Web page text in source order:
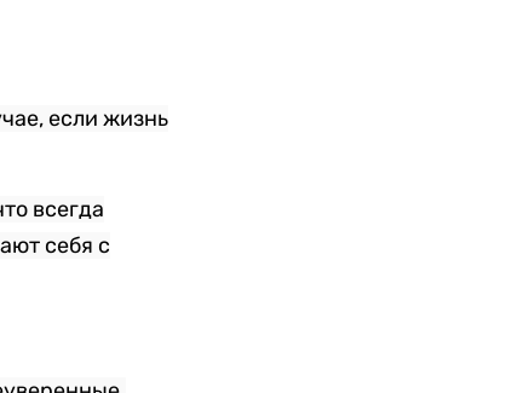
если жизнь
всегда
себя с